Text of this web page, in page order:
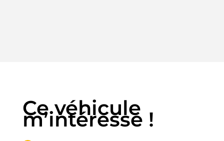
Ce véhicule
m’intéresse !